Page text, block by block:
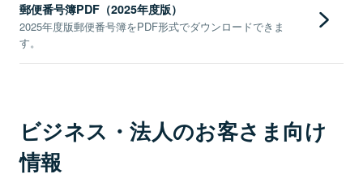
郵便番号簿PDF（2025年度版）
2025年度版郵便番号簿をPDF形式でダウンロードできま
す。
ビジネス・法人のお客さま向け
情報